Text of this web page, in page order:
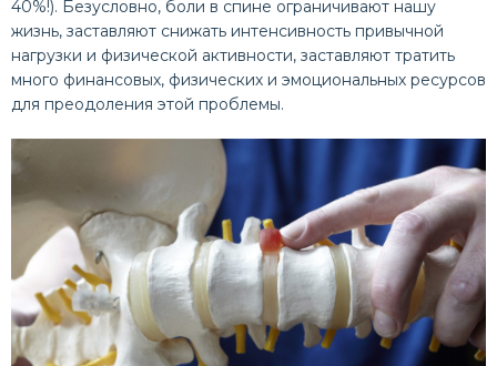
40%!). Безусловно, боли в спине ограничивают нашу
жизнь, заставляют снижать интенсивность привычной
нагрузки и физической активности, заставляют тратить
много финансовых, физических и эмоциональных ресурсов
для преодоления этой проблемы.